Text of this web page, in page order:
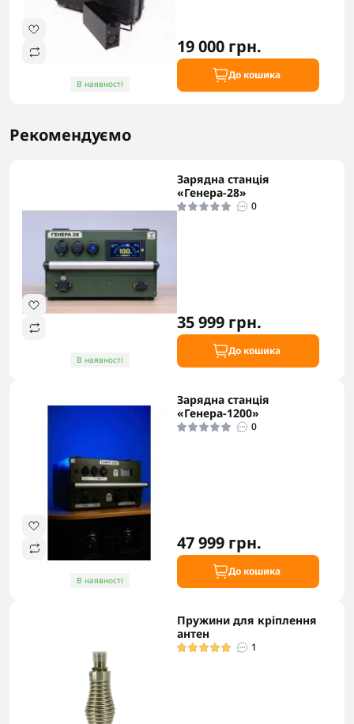
В наявності
19 000 грн.
До кошика
Рекомендуємо
В наявності
Зарядна станція
«Генера-28»
0
35 999 грн.
До кошика
В наявності
Зарядна станція
«Генера-1200»
0
47 999 грн.
До кошика
Пружини для кріплення
антен
1